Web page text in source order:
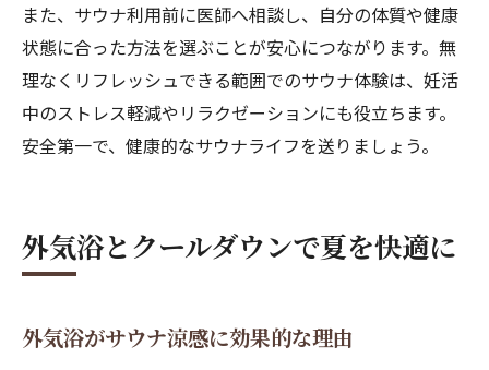
また、サウナ利用前に医師へ相談し、自分の体質や健康
状態に合った方法を選ぶことが安心につながります。無
理なくリフレッシュできる範囲でのサウナ体験は、妊活
中のストレス軽減やリラクゼーションにも役立ちます。
安全第一で、健康的なサウナライフを送りましょう。
外気浴とクールダウンで夏を快適に
外気浴がサウナ涼感に効果的な理由